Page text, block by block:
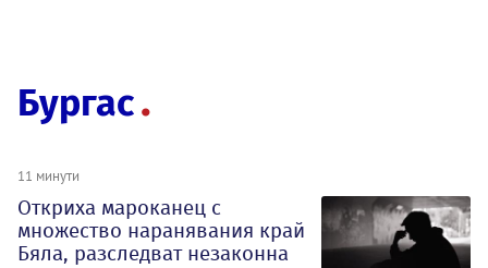
Бургас
11 минути
Откриха мароканец с
множество наранявания край
Бяла, разследват незаконна